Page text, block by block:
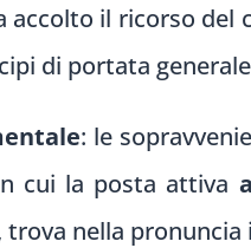
accolto il ricorso
di portata
: le
cui la posta attiva
nella